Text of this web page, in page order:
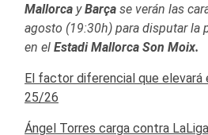
Mallorca yBarça se verán las
agosto (19:30h) para disputar la
en el Estadi Mallorca Son Moix.
El factor diferencial que elevará
25/26
Ángel Torres carga contra